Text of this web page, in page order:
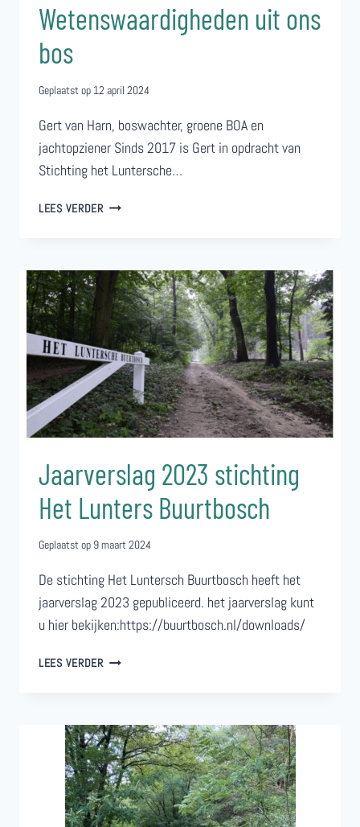
Wetenswaardigheden uit ons
bos
Geplaatst op 12 april 2024
Gert van Harn, boswachter, groene BOA en
jachtopziener Sinds 2017 is Gert in opdracht van
Stichting het Luntersche…
LEES VERDERWETENSWAARDIGHEDEN
Jaarverslag 2023 stichting
Het Lunters Buurtbosch
Geplaatst op 9 maart 2024
De stichting Het Luntersch Buurtbosch heeft het
jaarverslag 2023 gepubliceerd. het jaarverslag kunt
u hier bekijken:https://buurtbosch.nl/downloads/
LEES VERDERJAARVERSLAG
LUNTERS
BUURTBOSCH